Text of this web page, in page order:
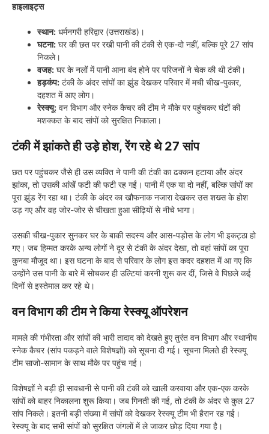
हाइलाइट्स
स्थान: धर्मनगरी हरिद्वार (उत्तराखंड)।
घटना: घर की छत पर रखी पानी की टंकी से एक-दो नहीं, बल्कि पूरे 27 सांप
निकले।
वजह: घर के नलों में पानी आना बंद होने पर परिजनों ने चेक की थी टंकी।
हड़कंप: टंकी के अंदर सांपों का झुंड देखकर परिवार में मची चीख-पुकार,
दहशत में आए लोग।
रेस्क्यू: वन विभाग और स्नेक कैचर की टीम ने मौके पर पहुंचकर घंटों की
मशक्कत के बाद सांपों को सुरक्षित निकाला।
टंकी में झांकते ही उड़े होश, रेंग रहे थे 27 सांप
छत पर पहुंचकर जैसे ही उस व्यक्ति ने पानी की टंकी का ढक्कन हटाया और अंदर
झांका, तो उसकी आंखें फटी की फटी रह गईं। पानी में एक या दो नहीं, बल्कि सांपों का
पूरा झुंड रेंग रहा था। टंकी के अंदर का खौफनाक नजारा देखकर उस शख्स के होश
उड़ गए और वह जोर-जोर से चीखता हुआ सीढ़ियों से नीचे भागा।
उसकी चीख-पुकार सुनकर घर के बाकी सदस्य और आस-पड़ोस के लोग भी इकट्ठा हो
गए। जब हिम्मत करके अन्य लोगों ने दूर से टंकी के अंदर देखा, तो वहां सांपों का पूरा
कुनबा मौजूद था। इस घटना के बाद से परिवार के लोग इस कदर दहशत में आ गए कि
उन्होंने उस पानी के बारे में सोचकर ही उल्टियां करनी शुरू कर दीं, जिसे वे पिछले कई
दिनों से इस्तेमाल कर रहे थे।
वन विभाग की टीम ने किया रेस्क्यू ऑपरेशन
मामले की गंभीरता और सांपों की भारी तादाद को देखते हुए तुरंत वन विभाग और स्थानीय
स्नेक कैचर (सांप पकड़ने वाले विशेषज्ञों) को सूचना दी गई। सूचना मिलते ही रेस्क्यू
टीम साजो-सामान के साथ मौके पर पहुंच गई।
विशेषज्ञों ने बड़ी ही सावधानी से पानी की टंकी को खाली करवाया और एक-एक करके
सांपों को बाहर निकालना शुरू किया। जब गिनती की गई, तो टंकी के अंदर से कुल 27
सांप निकले। इतनी बड़ी संख्या में सांपों को देखकर रेस्क्यू टीम भी हैरान रह गई।
रेस्क्यू के बाद सभी सांपों को सुरक्षित जंगलों में ले जाकर छोड़ दिया गया है।